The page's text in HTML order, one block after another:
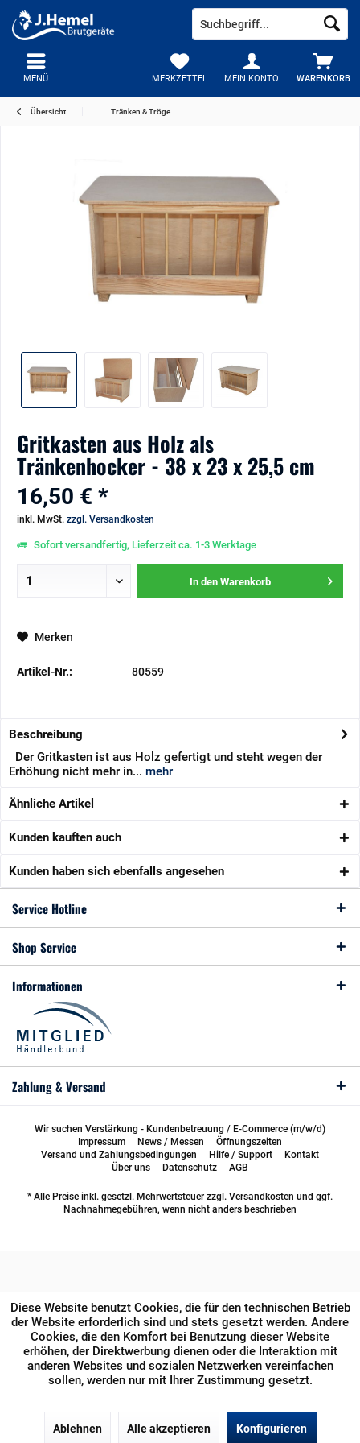
WARENKORB
MERKZETTEL MEIN KONTO
MENÜ
Übersicht Tränken & Tröge
Gritkasten aus Holz als
Tränkenhocker - 38 x 23 x 25,5 cm
16,50 € *
inkl. MwSt. zzgl. Versandkosten
Sofort versandfertig, Lieferzeit ca. 1-3 Werktage
In den Warenkorb
Merken
Artikel-Nr.: 80559
Beschreibung
Der Gritkasten ist aus Holz gefertigt und steht wegen der
Erhöhung nicht mehr in... mehr
Ähnliche Artikel
Kunden kauften auch
Kunden haben sich ebenfalls angesehen
Service Hotline
Shop Service
Informationen
Zahlung & Versand
Wir suchen Verstärkung - Kundenbetreuung / E-Commerce (m/w/d)
Impressum
News / Messen
Öffnungszeiten
Versand und Zahlungsbedingungen
Hilfe / Support
Kontakt
Über uns
Datenschutz AGB
* Alle Preise inkl. gesetzl. Mehrwertsteuer zzgl. Versandkosten und ggf.
Nachnahmegebühren, wenn nicht anders beschrieben
Diese Website benutzt Cookies, die für den technischen Betrieb
der Website erforderlich sind und stets gesetzt werden. Andere
Cookies, die den Komfort bei Benutzung dieser Website
erhöhen, der Direktwerbung dienen oder die Interaktion mit
anderen Websites und sozialen Netzwerken vereinfachen
sollen, werden nur mit Ihrer Zustimmung gesetzt.
Ablehnen Alle akzeptieren Konfigurieren